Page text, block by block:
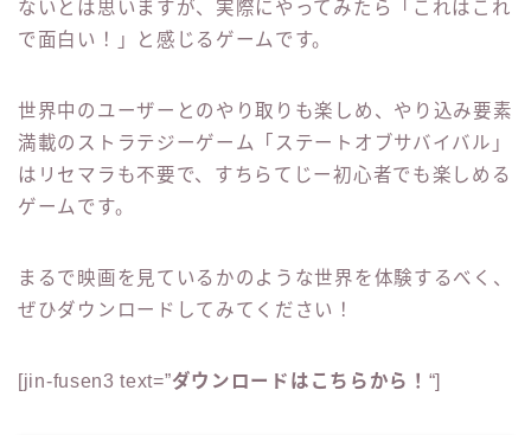
ないとは思いますが、実際にやってみたら「これはこれ
で面白い！」と感じるゲームです。
世界中のユーザーとのやり取りも楽しめ、やり込み要素
満載のストラテジーゲーム「ステートオブサバイバル」
はリセマラも不要で、すちらてじー初心者でも楽しめる
ゲームです。
まるで映画を見ているかのような世界を体験するべく、
ぜひダウンロードしてみてください！
[jin-fusen3 text=”ダウンロードはこちらから！ “]